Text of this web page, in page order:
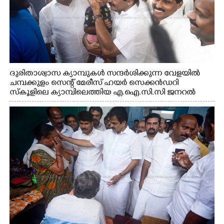
ദുരിതാശ്വാസ ക്യാമ്പുകൾ സന്ദർശിക്കുന്ന വേളയിൽ
ചമ്പക്കുളം സെന്റ് മേരീസ് ഹയർ സെക്കൻഡറി
സ്കൂളിലെ ക്യാമ്പിലെത്തിയ എ.ഐ.സി.സി ജനറൽ
സെക്രട്ടറി കെ.സി വേണുഗോപാൽ എം.പി കുരുന്നിനെ
എടുത്ത് ലാളിച്ചപ്പോൾ. സഹകരണ-എക്സൈസ്
വകുപ്പ് മന്ത്രി എം. ലിജു, കൃഷിവകുപ്പ് മന്ത്രി ടി. സിദ്ദിഖ്,
റെജി ചെറിയാൻ എം. എൽ. എ എന്നിവർ സമീപം